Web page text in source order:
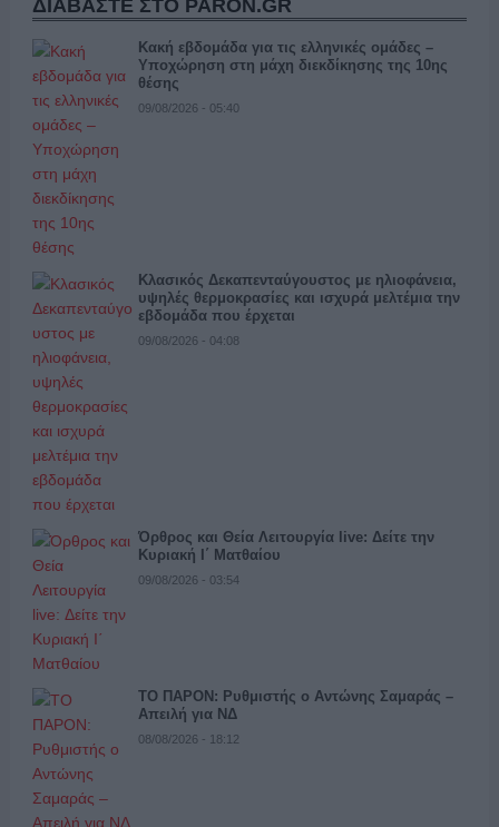
ΔΙΑΒΑΣΤΕ ΣΤΟ PARON.GR
Κακή εβδομάδα για τις ελληνικές ομάδες –
Υποχώρηση στη μάχη διεκδίκησης της 10ης
θέσης
09/08/2026 - 05:40
Κλασικός Δεκαπενταύγουστος με ηλιοφάνεια,
υψηλές θερμοκρασίες και ισχυρά μελτέμια την
εβδομάδα που έρχεται
09/08/2026 - 04:08
Όρθρος και Θεία Λειτουργία live: Δείτε την
Κυριακή Ι΄ Ματθαίου
09/08/2026 - 03:54
ΤΟ ΠΑΡΟΝ: Ρυθμιστής ο Αντώνης Σαμαράς –
Απειλή για ΝΔ
08/08/2026 - 18:12